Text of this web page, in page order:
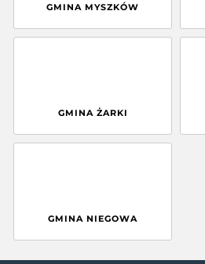
GMINA MYSZKÓW
GMINA ŻARKI
GMINA NIEGOWA